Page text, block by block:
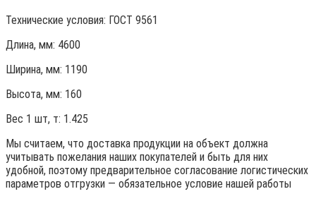
Технические условия: ГОСТ 9561
Длина, мм: 4600
Ширина, мм: 1190
Высота, мм: 160
Вес 1 шт, т: 1.425
Мы считаем, что доставка продукции на объект должна
учитывать пожелания наших покупателей и быть для них
удобной, поэтому предварительное согласование логистических
параметров отгрузки — обязательное условие нашей работы